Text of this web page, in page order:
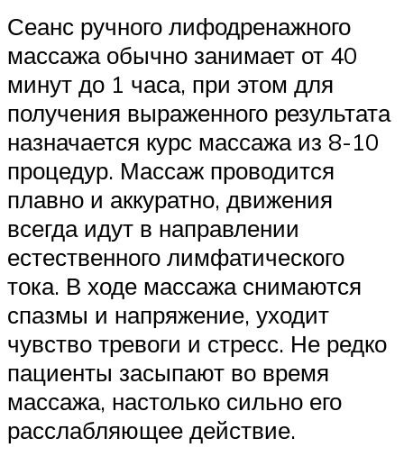
Сеанс ручного лифодренажного
массажа обычно занимает от 40
минут до 1 часа, при этом для
получения выраженного результата
назначается курс массажа из 8-10
процедур. Массаж проводится
плавно и аккуратно, движения
всегда идут в направлении
естественного лимфатического
тока. В ходе массажа снимаются
спазмы и напряжение, уходит
чувство тревоги и стресс. Не редко
пациенты засыпают во время
массажа, настолько сильно его
расслабляющее действие.